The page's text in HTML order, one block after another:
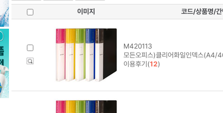
이미지 코드/상품명/간
M420113
모든오피스)클리어화일인덱스(A4/
이용후기(12)